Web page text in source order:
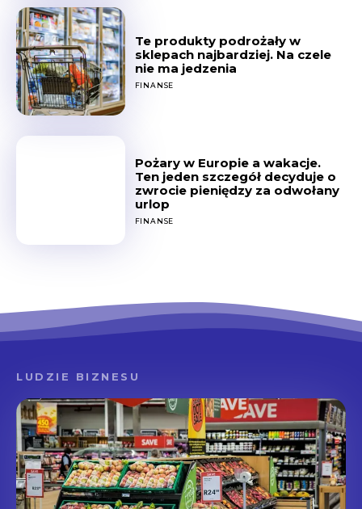
Te produkty podrożały w
sklepach najbardziej. Na czele
nie ma jedzenia
FINANSE
Pożary w Europie a wakacje.
Ten jeden szczegół decyduje o
zwrocie pieniędzy za odwołany
urlop
FINANSE
LUDZIE BIZNESU